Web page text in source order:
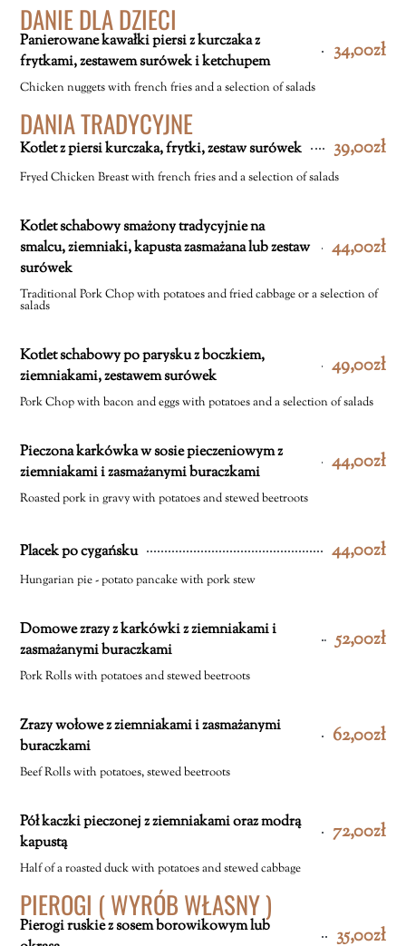
DANIE DLA DZIECI
Panierowane kawałki piersi z kurczaka z
frytkami, zestawem surówek i ketchupem
34,00zł
Chicken nuggets with french fries and a selection of salads
DANIA TRADYCYJNE
Kotlet z piersi kurczaka, frytki, zestaw surówek 39,00zł
Fryed Chicken Breast with french fries and a selection of salads
Kotlet schabowy smażony tradycyjnie na
smalcu, ziemniaki, kapusta zasmażana lub zestaw
surówek
44,00zł
Traditional Pork Chop with potatoes and fried cabbage or a selection of
salads
Kotlet schabowy po parysku z boczkiem,
ziemniakami, zestawem surówek
49,00zł
Pork Chop with bacon and eggs with potatoes and a selection of salads
Pieczona karkówka w sosie pieczeniowym z
ziemniakami i zasmażanymi buraczkami
44,00zł
Roasted pork in gravy with potatoes and stewed beetroots
Placek po cygańsku 44,00zł
Hungarian pie - potato pancake with pork stew
Domowe zrazy z karkówki z ziemniakami i
zasmażanymi buraczkami
52,00zł
Pork Rolls with potatoes and stewed beetroots
Zrazy wołowe z ziemniakami i zasmażanymi
buraczkami
62,00zł
Beef Rolls with potatoes, stewed beetroots
Pół kaczki pieczonej z ziemniakami oraz modrą
kapustą
72,00zł
Half of a roasted duck with potatoes and stewed cabbage
PIEROGI ( WYRÓB WŁASNY )
Pierogi ruskie z sosem borowikowym lub
35,00zł